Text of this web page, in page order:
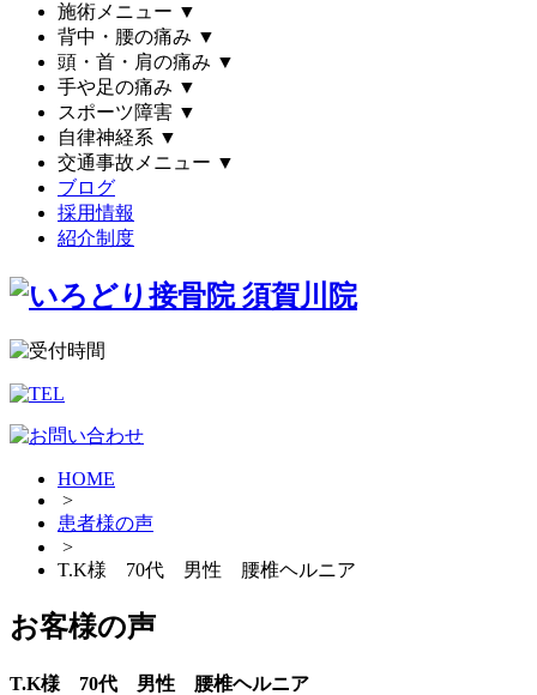
施術メニュー ▼
背中・腰の痛み ▼
頭・首・肩の痛み ▼
手や足の痛み ▼
スポーツ障害 ▼
自律神経系 ▼
交通事故メニュー ▼
ブログ
採用情報
紹介制度
HOME
>
患者様の声
>
T.K様 70代 男性 腰椎ヘルニア
お客様の声
T.K様 70代 男性 腰椎ヘルニア